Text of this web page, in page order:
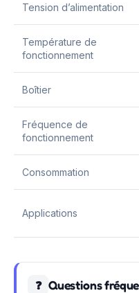
Tension d’alimentation
Température de
fonctionnement
Boîtier
Fréquence de
fonctionnement
Consommation
Applications
❓ Questions